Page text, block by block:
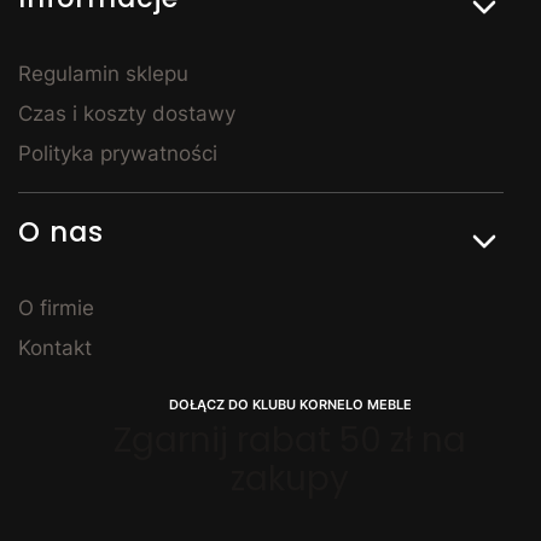
Regulamin sklepu
Czas i koszty dostawy
Polityka prywatności
O nas
O firmie
Kontakt
DOŁĄCZ DO KLUBU KORNELO MEBLE